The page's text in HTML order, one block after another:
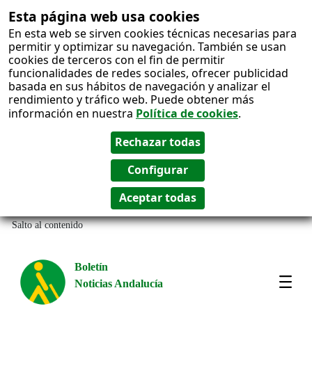
Esta página web usa cookies
En esta web se sirven cookies técnicas necesarias para
permitir y optimizar su navegación. También se usan
cookies de terceros con el fin de permitir
funcionalidades de redes sociales, ofrecer publicidad
basada en sus hábitos de navegación y analizar el
rendimiento y tráfico web. Puede obtener más
información en nuestra Política de cookies.
Salto al contenido
Boletín
Noticias Andalucía